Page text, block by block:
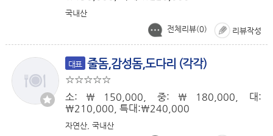
국내산
리뷰작성
전체리뷰(0)
대표 줄돔,감성돔,도다리 (각각)
소:￦150,000, 중:￦180,000, 대:
￦210,000, 특대:￦240,000
자연산, 국내산